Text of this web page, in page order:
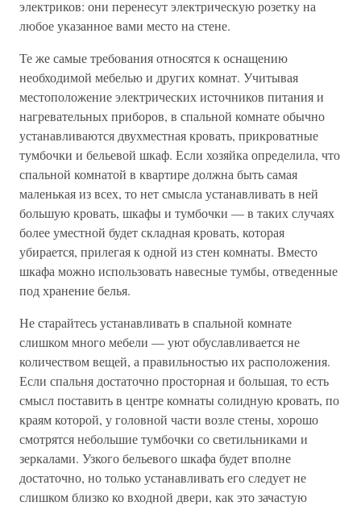
электриков: они перенесут электрическую розетку на
любое указанное вами место на стене.
Те же самые требования относятся к оснащению
необходимой мебелью и других комнат. Учитывая
местоположение электрических источников питания и
нагревательных приборов, в спальной комнате обычно
устанавливаются двухместная кровать, прикроватные
тумбочки и бельевой шкаф. Если хозяйка определила, что
спальной комнатой в квартире должна быть самая
маленькая из всех, то нет смысла устанавливать в ней
большую кровать, шкафы и тумбочки — в таких случаях
более уместной будет складная кровать, которая
убирается, прилегая к одной из стен комнаты. Вместо
шкафа можно использовать навесные тумбы, отведенные
под хранение белья.
Не старайтесь устанавливать в спальной комнате
слишком много мебели — уют обуславливается не
количеством вещей, а правильностью их расположения.
Если спальня достаточно просторная и большая, то есть
смысл поставить в центре комнаты солидную кровать, по
краям которой, у головной части возле стены, хорошо
смотрятся небольшие тумбочки со светильниками и
зеркалами. Узкого бельевого шкафа будет вполне
достаточно, но только устанавливать его следует не
слишком близко ко входной двери, как это зачастую